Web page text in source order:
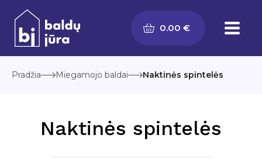
Pereiti
prie
turinio
0.00 €
Pradžia Miegamojo baldai Naktinės spintelės
Naktinės spintelės